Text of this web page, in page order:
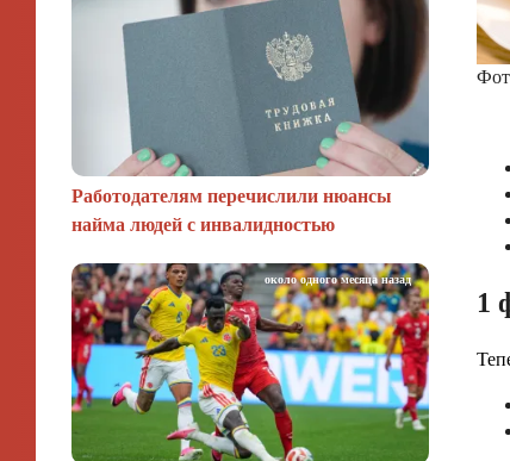
Работодателям перечислили нюансы
найма людей с инвалидностью
около одного месяца назад
1